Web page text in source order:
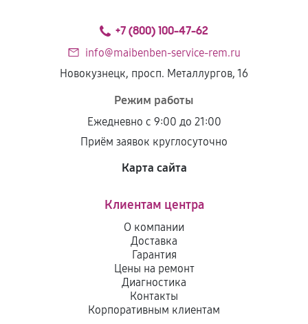
+7 (800) 100-47-62
info@maibenben-service-rem.ru
Новокузнецк, просп. Металлургов, 16
Режим работы
Ежедневно с 9:00 до 21:00
Приём заявок круглосуточно
Карта сайта
Клиентам центра
О компании
Доставка
Гарантия
Цены на ремонт
Диагностика
Контакты
Корпоративным клиентам